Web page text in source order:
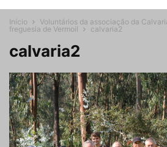
Início
Voluntários da associação da
freguesia de Vermoil
calvaria2
calvaria2